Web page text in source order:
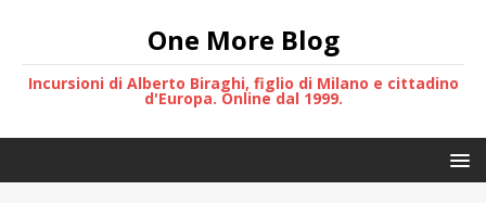
One More Blog
Incursioni di Alberto Biraghi, figlio di Milano e cittadino
d'Europa. Online dal 1999.